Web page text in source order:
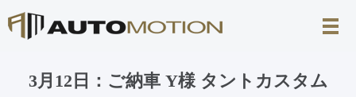
3月12日：ご納車 Y様 タントカスタム